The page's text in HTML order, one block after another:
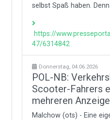
selbst Spaß haben.
https://
47/6314842
Donnerstag, 04.06.2026
POL-NB:
Scooter-Fahrers
mehreren
Malchow (ots) - Eine